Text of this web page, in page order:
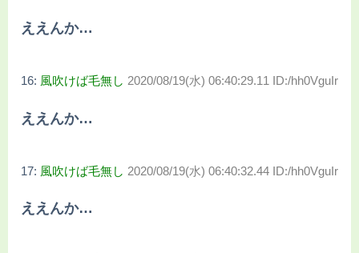
ええんか…
16: 風吹けば毛無し 2020/08/19(水) 06:40:29.11 ID:/hh0VguIr
ええんか…
17: 風吹けば毛無し 2020/08/19(水) 06:40:32.44 ID:/hh0VguIr
ええんか…